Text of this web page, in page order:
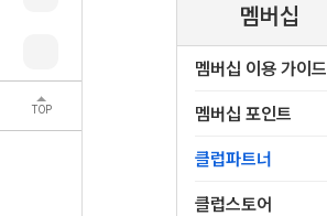
TOP
멤버십
멤버십 이용 가이드
멤버십 포인트
클럽파트너
클럽스토어